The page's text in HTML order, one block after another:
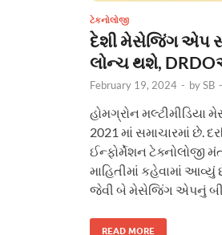
ટેકનોલોજી
દેશી મેસેજિંગ એપ
લોન્ચ થશે,
February 19, 2024 - bySB -
હોમગ્રોન
2021 માં સમાચારમાં છે.
ઈન્ફોર્મેશન ટેક્નોલોજી
માહિતીમાં કહેવામાં આવ્યું
જેવી બે મેસેજિંગ એપનું
READ MORE